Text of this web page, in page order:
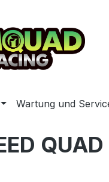
Wartung und